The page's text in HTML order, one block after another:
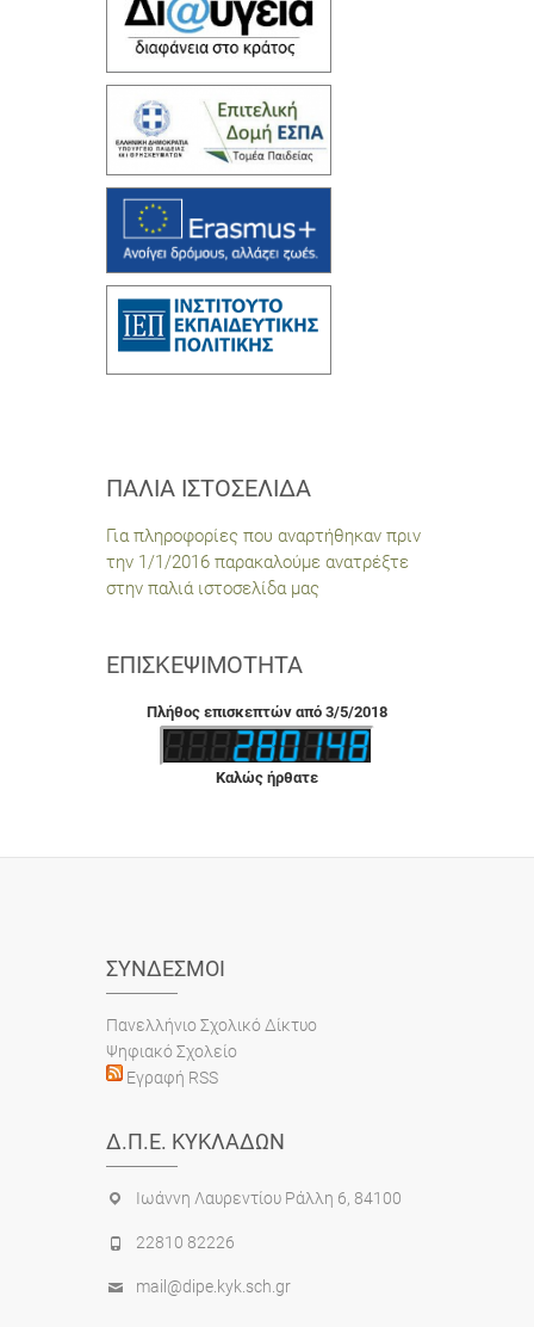
ΠΑΛΙΆ ΙΣΤΟΣΕΛΊΔΑ
Για πληροφορίες που αναρτήθηκαν πριν
την 1/1/2016 παρακαλούμε ανατρέξτε
στην παλιά ιστοσελίδα μας
ΕΠΙΣΚΕΨΙΜΌΤΗΤΑ
Πλήθος επισκεπτών από 3/5/2018
Καλώς ήρθατε
ΣΎΝΔΕΣΜΟΙ
Πανελλήνιο Σχολικό Δίκτυο
Ψηφιακό Σχολείο
Εγραφή RSS
Δ.Π.Ε. ΚΥΚΛΆΔΩΝ
Ιωάννη Λαυρεντίου Ράλλη 6, 84100
22810 82226
mail@dipe.kyk.sch.gr